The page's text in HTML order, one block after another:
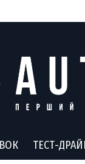
ТЕСТ-